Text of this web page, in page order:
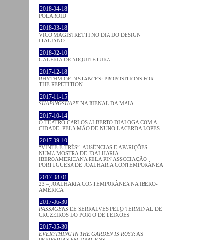
2018-04-18
POLAROID
2018-03-18
VICO MAGISTRETTI NO DIA DO DESIGN
ITALIANO
2018-02-10
GALERIA DE ARQUITETURA
2017-12-18
RHYTHM OF DISTANCES: PROPOSITIONS FOR
THE REPETITION
2017-11-15
SHAPINGSHAPE NA BIENAL DA MAIA
2017-10-14
O TEATRO CARLOS ALBERTO DIALOGA COM A
CIDADE: PELA MÃO DE NUNO LACERDA LOPES
2017-09-10
“VINTE E TRÊS”. AUSÊNCIAS E APARIÇÕES
NUMA MOSTRA DE JOALHARIA
IBEROAMERICANA PELA PIN ASSOCIAÇÃO
PORTUGUESA DE JOALHARIA CONTEMPORÂNEA
2017-08-01
23 – JOALHARIA CONTEMPORÂNEA NA IBERO-
AMÉRICA
2017-06-30
PASSAGENS DE SERRALVES PELO TERMINAL DE
CRUZEIROS DO PORTO DE LEIXÕES
2017-05-30
EVERYTHING IN THE GARDEN IS ROSY: AS